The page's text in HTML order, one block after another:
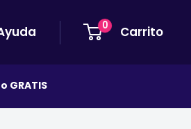
0 Carrito
GRATIS